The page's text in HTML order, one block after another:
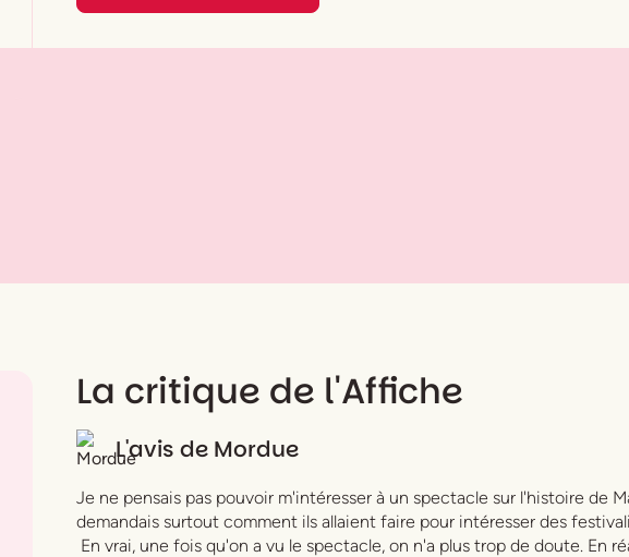
La critique de l'Affiche
L'avis de Mordue
Je ne pensais pas pouvoir m'intéresser à un spectacle sur l'histoire de
demandais surtout comment ils allaient faire pour intéresser des
En vrai, une fois qu'on a vu le spectacle, on n'a plus trop de doute. En